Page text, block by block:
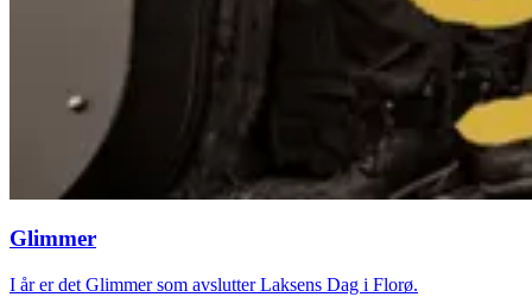
Glimmer
I år er det Glimmer som avslutter Laksens Dag i Florø.